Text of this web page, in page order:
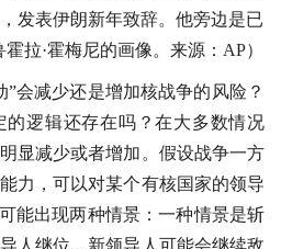
发表伊朗新年致辞。他旁边是已
拉·霍梅尼的画像。来源：AP）
”会减少还是增加核战争的风险？
逻辑还存在吗？在大多数情况
显减少或者增加。假设战争一方
力，可以对某个有核国家的领导
能出现两种情景：一种情景是斩